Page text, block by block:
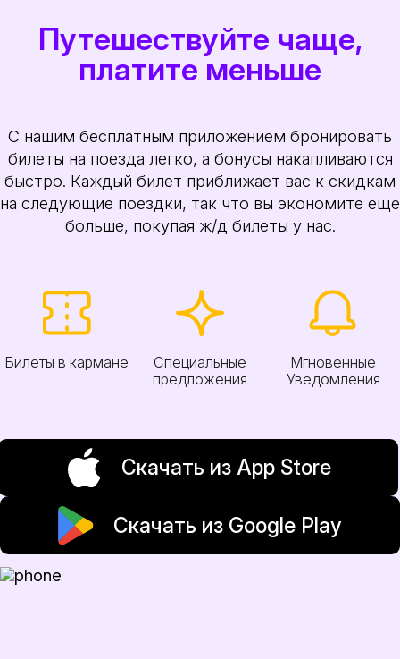
Путешествуйте чаще,
платите меньше
С нашим бесплатным приложением бронировать
билеты на поезда легко, а бонусы накапливаются
быстро. Каждый билет приближает вас к скидкам
на следующие поездки, так что вы экономите еще
больше, покупая ж/д билеты у нас.
Билеты в кармане
Специальные
предложения
Мгновенные
Уведомления
Скачать из App Store
Скачать из Google Play